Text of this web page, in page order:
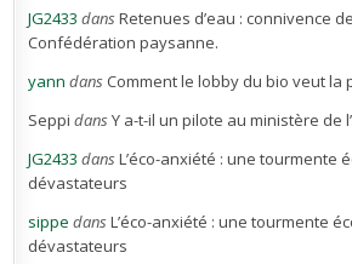
JG2433 dansRetenues d’eau : connivence
Confédération paysanne.
yann dans Comment le lobby du bio veut la
Seppi dansY a-t-il un pilote au ministère de
JG2433 dansL’éco-anxiété : une tourmente
dévastateurs
sippe dansL’éco-anxiété : une tourmente
dévastateurs